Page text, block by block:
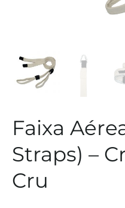
Faixa
Straps) –
Cru